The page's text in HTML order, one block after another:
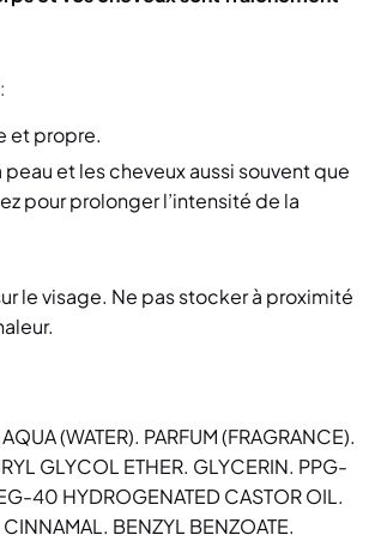
et propre.
peau et les cheveux aussi souvent que
pour prolonger l’intensité de la
le visage. Ne pas stocker à proximité
(WATER). PARFUM (FRAGRANCE).
GLYCOL ETHER. GLYCERIN. PPG-
40 HYDROGENATED CASTOR OIL.
BENZYL BENZOATE.